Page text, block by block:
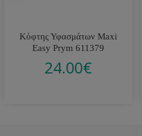
Κόφτης Υφασμάτων Maxi
Easy Prym 611379
24.00€